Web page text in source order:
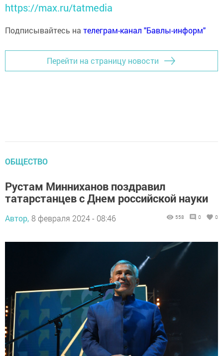
https://max.ru/tatmedia
Подписывайтесь на телеграм-канал "Бавлы-информ"
Перейти на страницу новости
ОБЩЕСТВО
Рустам Минниханов поздравил
татарстанцев с Днем российской науки
Автор, 8 февраля 2024 - 08:46 558 0 0